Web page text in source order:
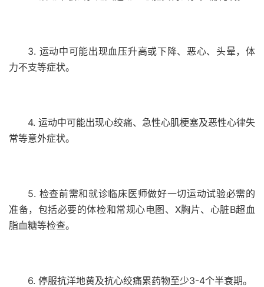
3. 运动中可能出现血压升高或下降、恶心、头晕，体
力不支等症状。
4. 运动中可能出现心绞痛、急性心肌梗塞及恶性心律失
常等意外症状。
5. 检查前需和就诊临床医师做好一切运动试验必需的
准备，包括必要的体检和常规心电图、X胸片、心脏B超血
脂血糖等检查。
6. 停服抗洋地黄及抗心绞痛累药物至少3-4个半衰期。